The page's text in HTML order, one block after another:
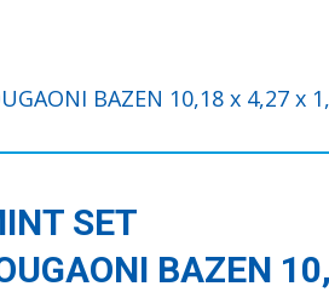
BAZEN 10,18 x 4,27 x
SET
BAZEN